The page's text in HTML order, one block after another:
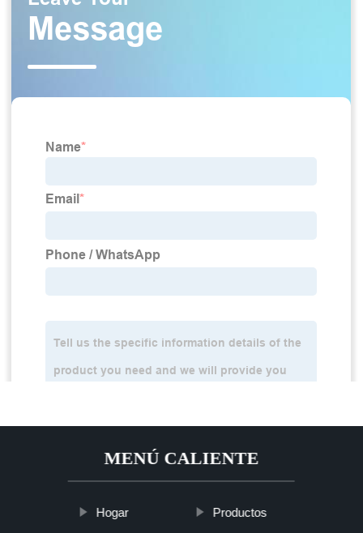
MENÚ CALIENTE
Hogar Productos